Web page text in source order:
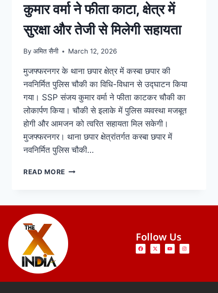
कुमार वर्मा ने फीता काटा, क्षेत्र में
सुरक्षा और तेजी से मिलेगी सहायता
By अमित सैनी March 12, 2026
मुजफ्फरनगर के थाना छपार क्षेत्र में कस्बा छपार की
नवनिर्मित पुलिस चौकी का विधि-विधान से उद्घाटन किया
गया। SSP संजय कुमार वर्मा ने फीता काटकर चौकी का
लोकार्पण किया। चौकी से इलाके में पुलिस व्यवस्था मजबूत
होगी और आमजन को त्वरित सहायता मिल सकेगी।
मुजफ्फरनगर। थाना छपार क्षेत्रांतर्गत कस्बा छपार में
नवनिर्मित पुलिस चौकी…
READ MORE
Follow Us